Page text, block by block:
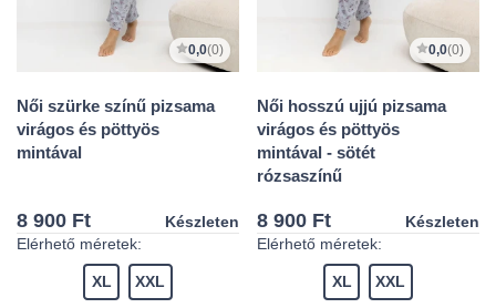
0,0(0)
Női szürke színű pizsama
virágos és pöttyös
mintával
8 900 Ft
Készleten
Elérhető méretek:
XL XXL
0,0(0)
Női hosszú ujjú pizsama
virágos és pöttyös
mintával - sötét
rózsaszínű
8 900 Ft
Készleten
Elérhető méretek:
XL XXL